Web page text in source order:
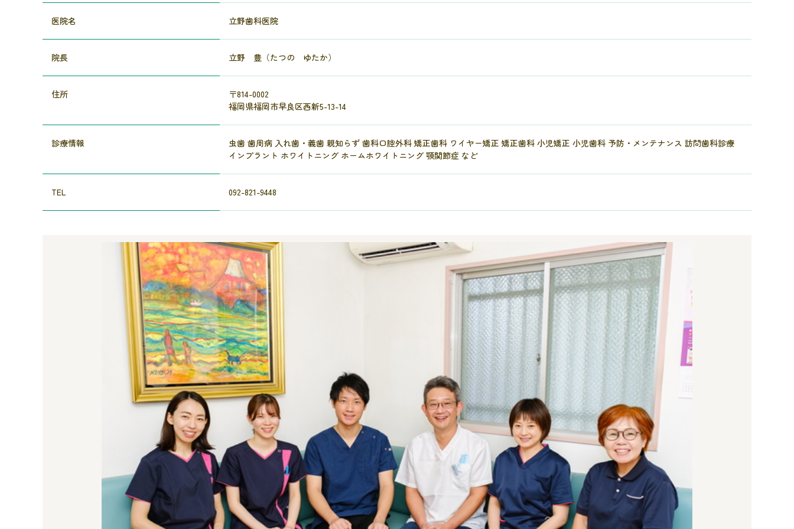
医院名 立野歯科医院
院長 立野 豊（たつの ゆたか）
住所
〒814-0002
福岡県福岡市早良区西新5-13-14
診療情報
虫歯 歯周病 入れ歯・義歯 親知らず 歯科口腔外科 矯正歯科 ワイヤー矯正 矯正歯科 小児矯正 小児歯科 予防・メンテナンス 訪問歯科診療
インプラント ホワイトニング ホームホワイトニング 顎関節症 など
TEL 092-821-9448